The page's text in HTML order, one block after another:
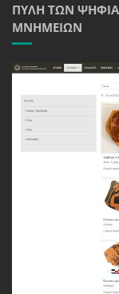
ΠΎΛΗ ΤΩΝ
ΜΝΗΜΕΊΩΝ